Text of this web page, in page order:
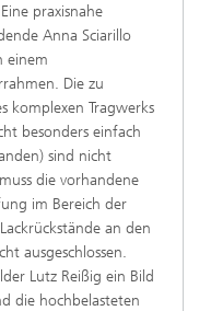
praxisnahe
Anna Sciarillo
einem
Die zu
komplexen Tragwerks
besonders einfach
sind nicht
die vorhandene
im Bereich der
an den
ausgeschlossen.
Lutz Reißig ein Bild
die hochbelasteten